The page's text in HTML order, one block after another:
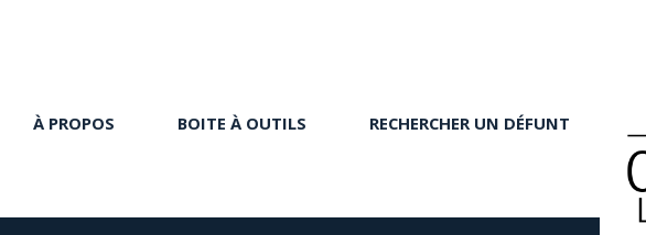
À PROPOS BOITE À OUTILS RECHERCHER UN DÉFUNT